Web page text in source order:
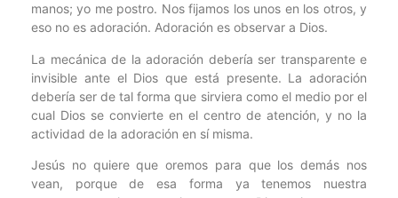
manos; yo me postro. Nos fijamos los unos en los otros, y
eso no es adoración. Adoración es observar a Dios.
La mecánica de la adoración debería ser transparente e
invisible ante el Dios que está presente. La adoración
debería ser de tal forma que sirviera como el medio por el
cual Dios se convierte en el centro de atención, y no la
actividad de la adoración en sí misma.
Jesús no quiere que oremos para que los demás nos
vean, porque de esa forma ya tenemos nuestra